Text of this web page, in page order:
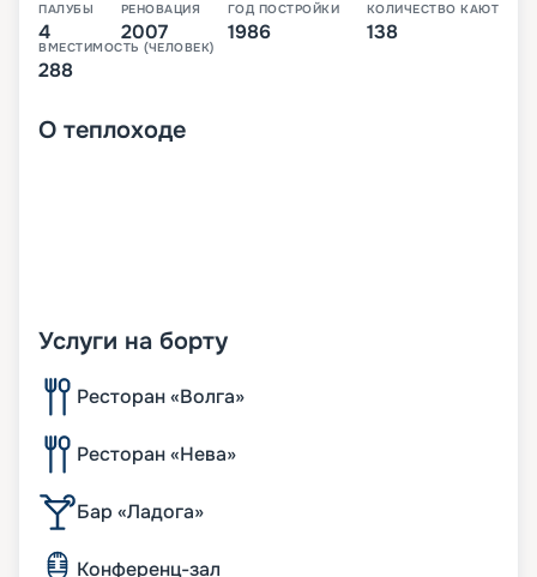
ПАЛУБЫ
4
РЕНОВАЦИЯ
2007
ГОД ПОСТРОЙКИ
1986
КОЛИЧЕСТВО КАЮТ
138
ВМЕСТИМОСТЬ (ЧЕЛОВЕК)
288
О теплоходе
Услуги на борту
Ресторан «Волга»
Ресторан «Нева»
Бар «Ладога»
Конференц-зал